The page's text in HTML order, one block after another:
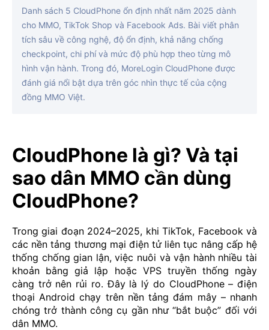
Danh sách 5 CloudPhone ổn định nhất năm 2025 dành
cho MMO, TikTok Shop và Facebook Ads. Bài viết phân
tích sâu về công nghệ, độ ổn định, khả năng chống
checkpoint, chi phí và mức độ phù hợp theo từng mô
hình vận hành. Trong đó, MoreLogin CloudPhone được
đánh giá nổi bật dựa trên góc nhìn thực tế của cộng
đồng MMO Việt.
CloudPhone là gì? Và tại
sao dân MMO cần dùng
CloudPhone?
Trong giai đoạn 2024–2025, khi TikTok, Facebook và
các nền tảng thương mại điện tử liên tục nâng cấp hệ
thống chống gian lận, việc nuôi và vận hành nhiều tài
khoản bằng giả lập hoặc VPS truyền thống ngày
càng trở nên rủi ro. Đây là lý do CloudPhone – điện
thoại Android chạy trên nền tảng đám mây – nhanh
chóng trở thành công cụ gần như “bắt buộc” đối với
dân MMO.